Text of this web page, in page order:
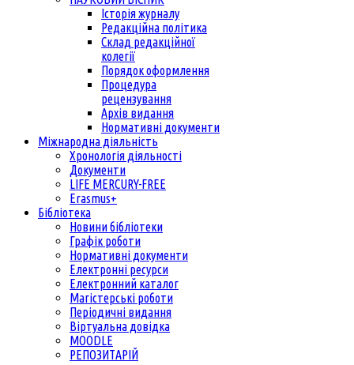
Історія журналу
Редакційна політика
Склад редакційної
колегії
Порядок оформлення
Процедура
рецензування
Архів видання
Нормативні документи
Міжнародна діяльність
Хронологія діяльності
Документи
LIFE MERCURY-FREE
Erasmus+
Бібліотека
Новини бібліотеки
Графік роботи
Нормативні документи
Електронні ресурси
Електронний каталог
Магістерські роботи
Періодичні видання
Віртуальна довідка
MOODLE
РЕПОЗИТАРІЙ